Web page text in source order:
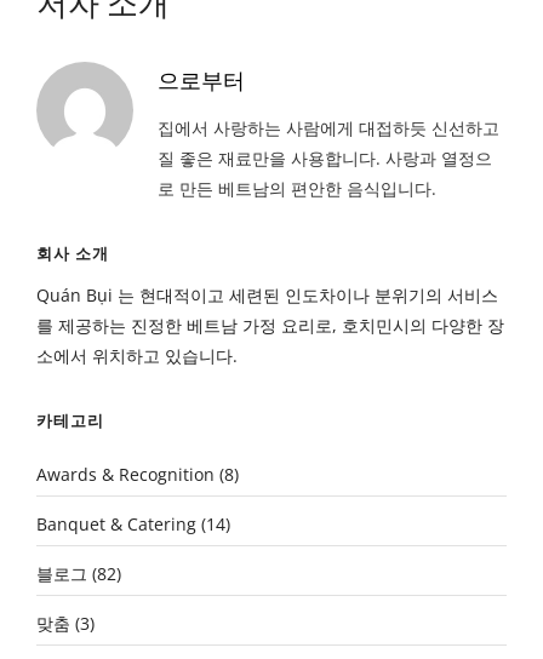
으로부터
집에서 사랑하는 사람에게 대접하듯 신선하고
질 좋은 재료만을 사용합니다. 사랑과 열정으
로 만든 베트남의 편안한 음식입니다.
회사 소개
Quán Bụi 는 현대적이고 세련된 인도차이나 분위기의 서비스
를 제공하는 진정한 베트남 가정 요리로, 호치민시의 다양한 장
소에서 위치하고 있습니다.
카테고리
Awards & Recognition (8)
Banquet & Catering (14)
블로그 (82)
맞춤 (3)